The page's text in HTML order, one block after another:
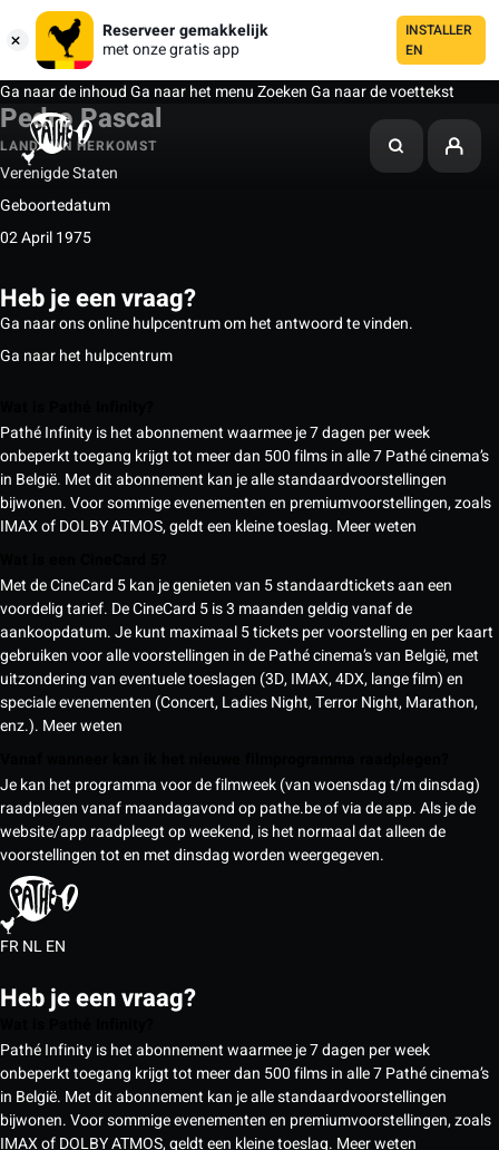
Reserveer gemakkelijk
met onze gratis app
INSTALLER
EN
Ga naar de inhoudGa naar het menuZoekenGa naar de voettekst
Pedro Pascal
LAND VAN HERKOMST
Verenigde Staten
Geboortedatum
02 April 1975
Heb je een vraag?
Ga naar ons online hulpcentrum om het antwoord te vinden.
Ga naar het hulpcentrum
Pathé Infinity is het abonnement waarmee je 7 dagen per week
onbeperkt toegang krijgt tot meer dan 500 films in alle 7 Pathé cinema’s
in België. Met dit abonnement kan je alle standaardvoorstellingen
bijwonen. Voor sommige evenementen en premiumvoorstellingen, zoals
IMAX of DOLBY ATMOS, geldt een kleine toeslag. Meer weten
Met de CineCard 5 kan je genieten van 5 standaardtickets aan een
voordelig tarief. De CineCard 5 is 3 maanden geldig vanaf de
aankoopdatum. Je kunt maximaal 5 tickets per voorstelling en per kaart
gebruiken voor alle voorstellingen in de Pathé cinema’s van België, met
uitzondering van eventuele toeslagen (3D, IMAX, 4DX, lange film) en
speciale evenementen (Concert, Ladies Night, Terror Night, Marathon,
enz.). Meer weten
Je kan het programma voor de filmweek (van woensdag t/m dinsdag)
raadplegen vanaf maandagavond op pathe.be of via de app. Als je de
website/app raadpleegt op weekend, is het normaal dat alleen de
voorstellingen tot en met dinsdag worden weergegeven.
FRNLEN
Heb je een vraag?
Pathé Infinity is het abonnement waarmee je 7 dagen per week
onbeperkt toegang krijgt tot meer dan 500 films in alle 7 Pathé cinema’s
in België. Met dit abonnement kan je alle standaardvoorstellingen
bijwonen. Voor sommige evenementen en premiumvoorstellingen, zoals
IMAX of DOLBY ATMOS, geldt een kleine toeslag. Meer weten